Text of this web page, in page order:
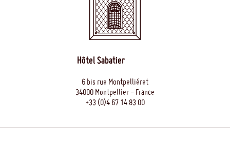
Hôtel Sabatier
6 bis rue Montpelliéret
34000 Montpellier - France
+33 (0)4 67 14 83 00